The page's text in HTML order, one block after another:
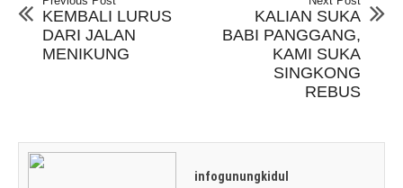
KEMBALI LURUS
DARI JALAN
MENIKUNG
KALIAN SUKA
BABI PANGGANG,
KAMI SUKA
SINGKONG
REBUS
infogunungkidul